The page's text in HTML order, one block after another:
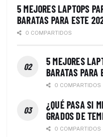
5 MEJORES LAPTOPS
BARATAS PARA ESTE
0 COMPARTIDOS
5 MEJORES
BARATAS PARA
0 COMPARTIDOS
¿QUÉ PASA SI
GRADOS DE
0 COMPARTIDOS